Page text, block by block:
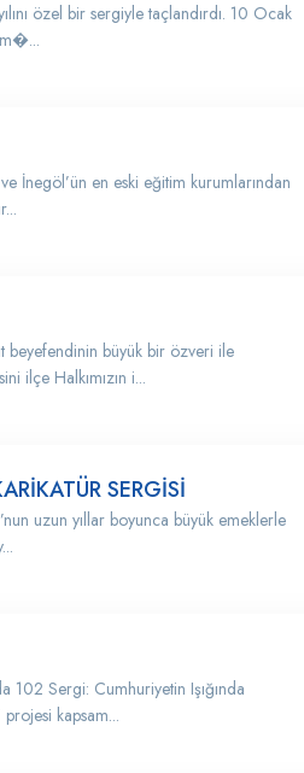
özel bir sergiyle taçlandırdı. 10 Ocak
İnegöl’ün en eski eğitim kurumlarından
beyefendinin büyük bir özveri ile
ilçe Halkımızın i...
SERGİSİ
uzun yıllar boyunca büyük emeklerle
102 Sergi: Cumhuriyetin Işığında
kapsam...